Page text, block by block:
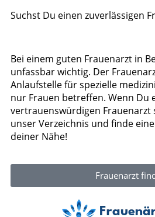
Suchst Du einen zuverlässigen
Bei einem guten Frauenarzt in
unfassbar wichtig. Der
Anlaufstelle für spezielle
nur Frauen betreffen. Wenn Du
vertrauenswürdigen Frauenarzt
unser Verzeichnis und finde
deiner Nähe!
Frauenarzt